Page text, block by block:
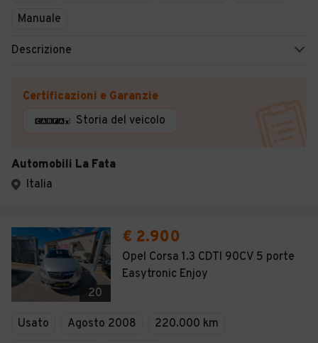
Manuale
Descrizione
Certificazioni e Garanzie
Storia del veicolo
Automobili La Fata
Italia
20
€ 2.900
Opel Corsa 1.3 CDTI 90CV 5 porte
Easytronic Enjoy
Usato Agosto 2008
220.000 km